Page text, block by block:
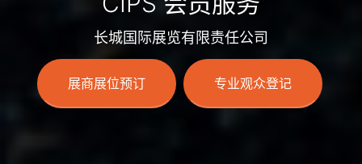
长城国际展览有限责任公司
展商展位预订 专业观众登记